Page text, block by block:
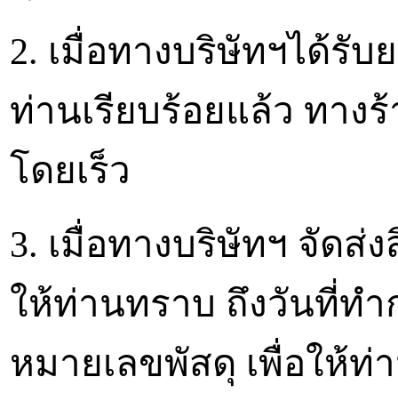
2. เมื่อทางบริษัทฯได้รับ
ท่านเรียบร้อยแล้ว ทาง
โดยเร็ว
3. เมื่อทางบริษัทฯ จัดส่
ให้ท่านทราบ ถึงวันที่ท
หมายเลขพัสดุ เพื่อให้ท่